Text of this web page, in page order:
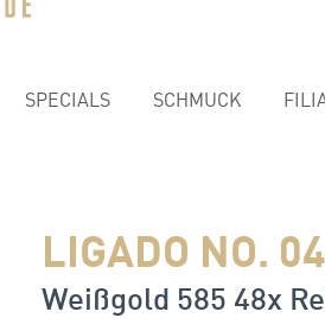
SPECIALS SCHMUCK
LIGADO NO. 04
Weißgold 585 48x